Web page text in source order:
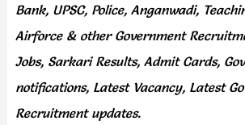
Bank, UPSC, Police, Anganwadi,
Airforce & other Government
Jobs, Sarkari Results, Admit Cards,
notifications, Latest Vacancy, Latest
Recruitment updates.